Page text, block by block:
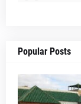
Popular Posts